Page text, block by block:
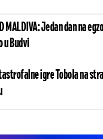
MALDIVA: Jedan dan na
u Budvi
igre Tobola na